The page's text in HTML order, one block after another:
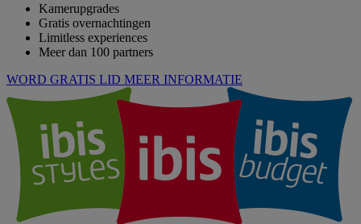
Kamerupgrades
Gratis overnachtingen
Limitless experiences
Meer dan 100 partners
WORD GRATIS LID MEER INFORMATIE